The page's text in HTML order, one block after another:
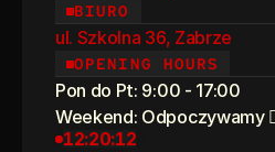
BIURO
ul. Szkolna 36, Zabrze
OPENING HOURS
Pon do Pt: 9:00 - 17:00
Weekend: Odpoczywamy
12:20:12